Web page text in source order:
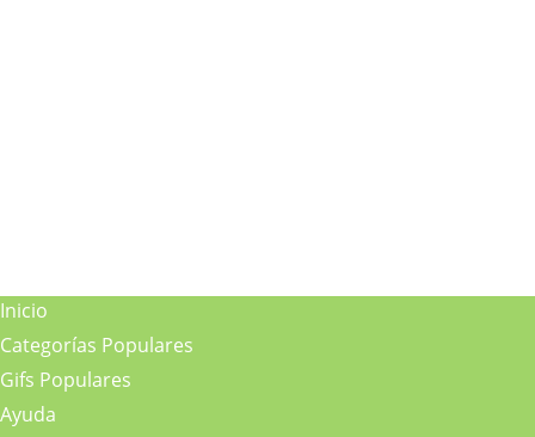
Inicio
Categorías Populares
Gifs Populares
Ayuda